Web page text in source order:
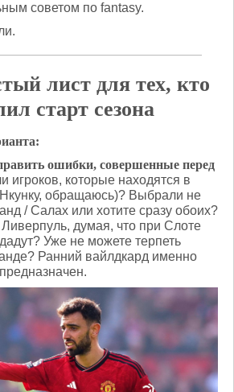
советом по fantasy.
лист для тех, кто
старт сезона
ошибки, совершенные перед
игроков, которые находятся в
Нкунку, обращаюсь)? Выбрали не
/ Салах или хотите сразу обоих?
думая, что при Слоте
Уже не можете терпеть
Ранний вайлдкард именно